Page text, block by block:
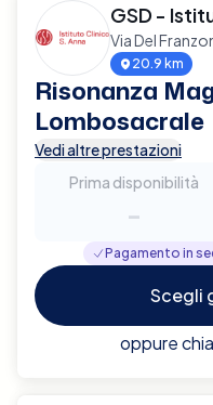
GSD -
Via Del
20.9 km
Risonanza
Lombosacrale
Vedi altre prestazioni
Prima disponibilità
-
Pagamento in
Scegli
oppure